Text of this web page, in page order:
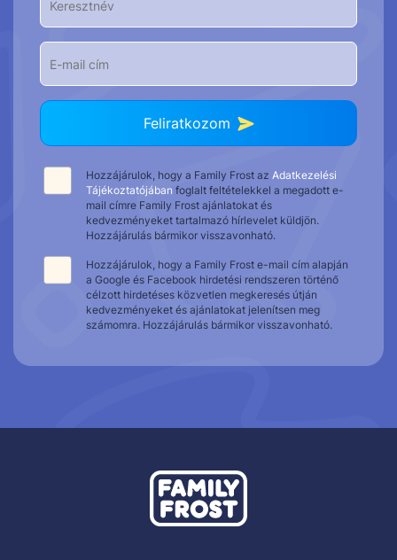
Feliratkozom
Hozzájárulok, hogy a Family Frost az Adatkezelési
Tájékoztatójában foglalt feltételekkel a megadott e-
mail címre Family Frost ajánlatokat és
kedvezményeket tartalmazó hírlevelet küldjön.
Hozzájárulás bármikor visszavonható.
Hozzájárulok, hogy a Family Frost e-mail cím alapján
a Google és Facebook hirdetési rendszeren történő
célzott hirdetéses közvetlen megkeresés útján
kedvezményeket és ajánlatokat jelenítsen meg
számomra. Hozzájárulás bármikor visszavonható.